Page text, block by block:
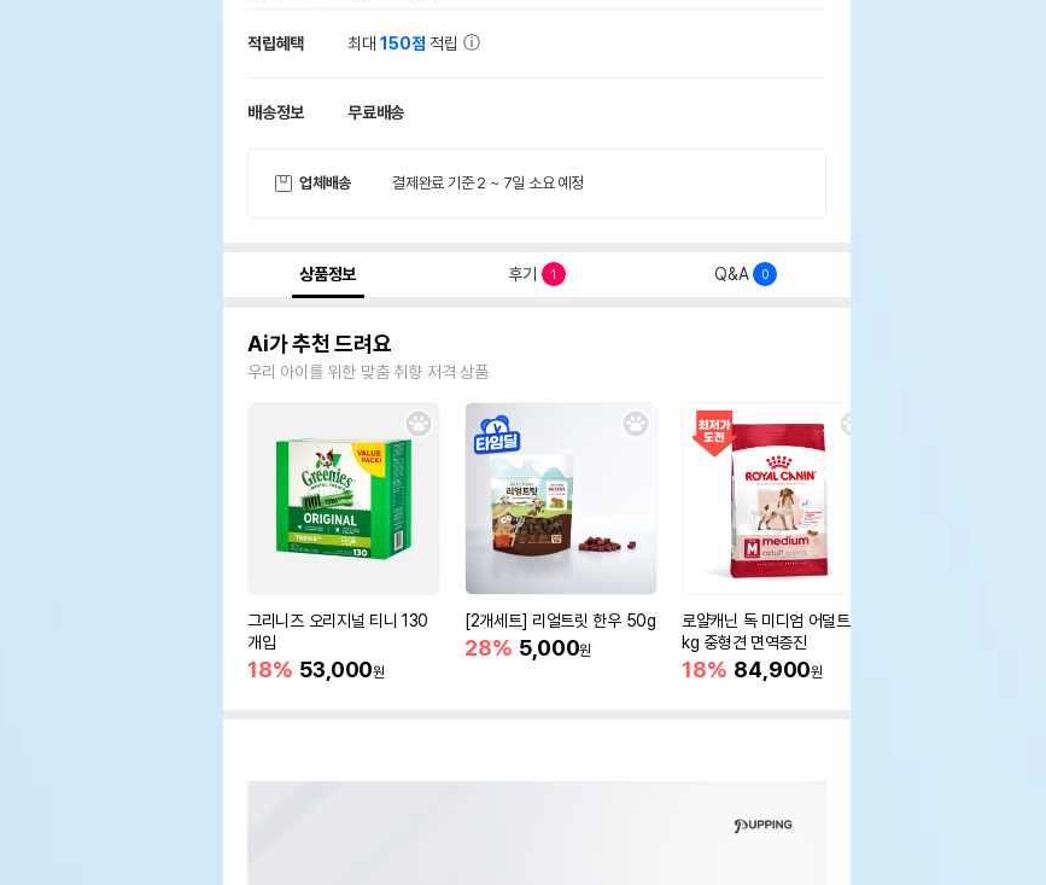
적립혜택 최대150점 적립
배송정보 무료배송
업체배송 결제완료 기준 2 ~ 7일 소요 예정
상품정보 후기 1 Q&A 0
Ai가 추천 드려요
우리 아이를 위한 맞춤 취향 저격 상품
그리니즈 오리지널 티니 130
개입
18% 53,000원
[2개세트] 리얼트릿 한우 50g
28% 5,000원
로얄캐닌 독 미디엄 어덜트 10
kg 중형견 면역증진
18% 84,900원